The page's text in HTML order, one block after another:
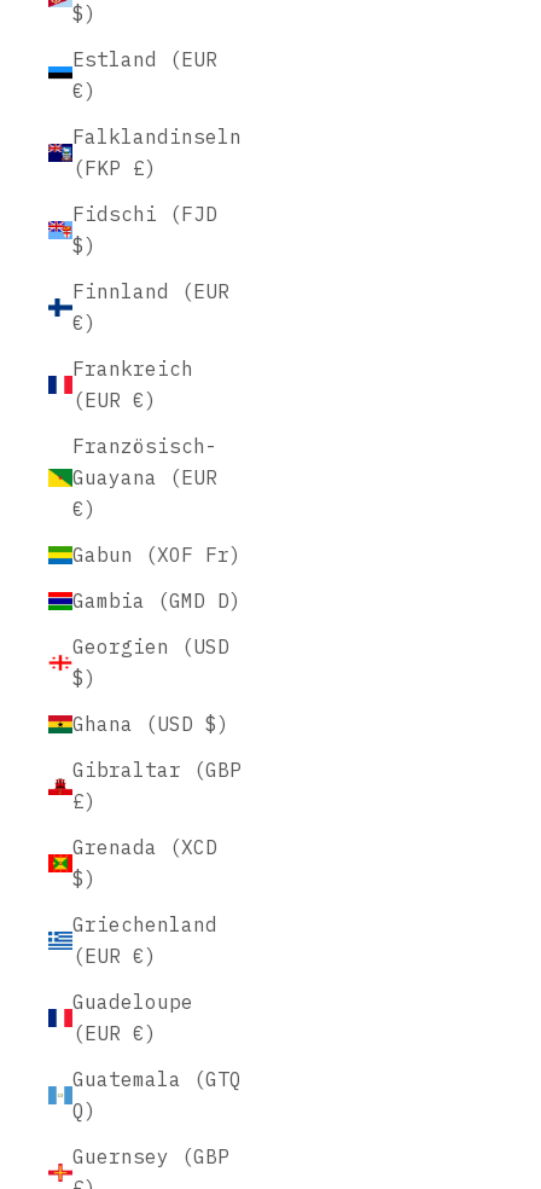
$)
Estland (EUR
€)
Falklandinseln
(FKP £)
Fidschi (FJD
$)
Finnland (EUR
€)
Frankreich
(EUR €)
Französisch-
Guayana (EUR
€)
Gabun (XOF Fr)
Gambia (GMD D)
Georgien (USD
$)
Ghana (USD $)
Gibraltar (GBP
£)
Grenada (XCD
$)
Griechenland
(EUR €)
Guadeloupe
(EUR €)
Guatemala (GTQ
Q)
Guernsey (GBP